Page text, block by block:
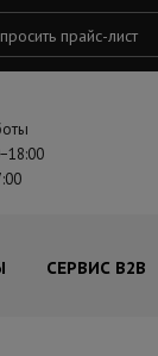
прайс-лист
СЕРВИС B2B